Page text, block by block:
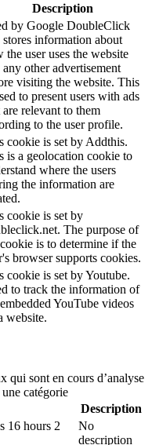
Description
by Google DoubleClick
stores information about
the user uses the website
any other advertisement
visiting the website. This
to present users with ads
are relevant to them
to the user profile.
cookie is set by Addthis.
is a geolocation cookie to
where the users
the information are
cookie is set by
The purpose of
is to determine if the
browser supports cookies.
cookie is set by Youtube.
to track the information of
YouTube videos
website.
qui sont en cours d’analyse
une catégorie
Description
16 hours 2
No
description